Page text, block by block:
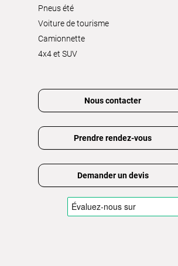
Pneus été
Voiture de tourisme
Camionnette
4x4 et SUV
Nous contacter
Prendre rendez-vous
Demander un devis